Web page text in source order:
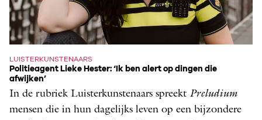
LUISTERKUNSTENAARS
Politieagent Lieke Hester: ‘Ik ben alert op dingen die
afwijken’
In de rubriek Luisterkunstenaars spreekt Preludium
mensen die in hun dagelijks leven op een bijzondere